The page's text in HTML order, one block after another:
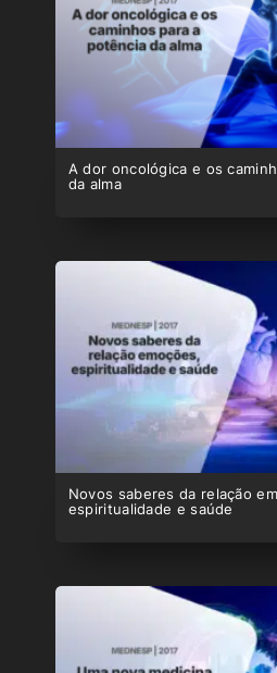
A dor oncológica e os
da alma
Novos saberes da relação
espiritualidade e saúde